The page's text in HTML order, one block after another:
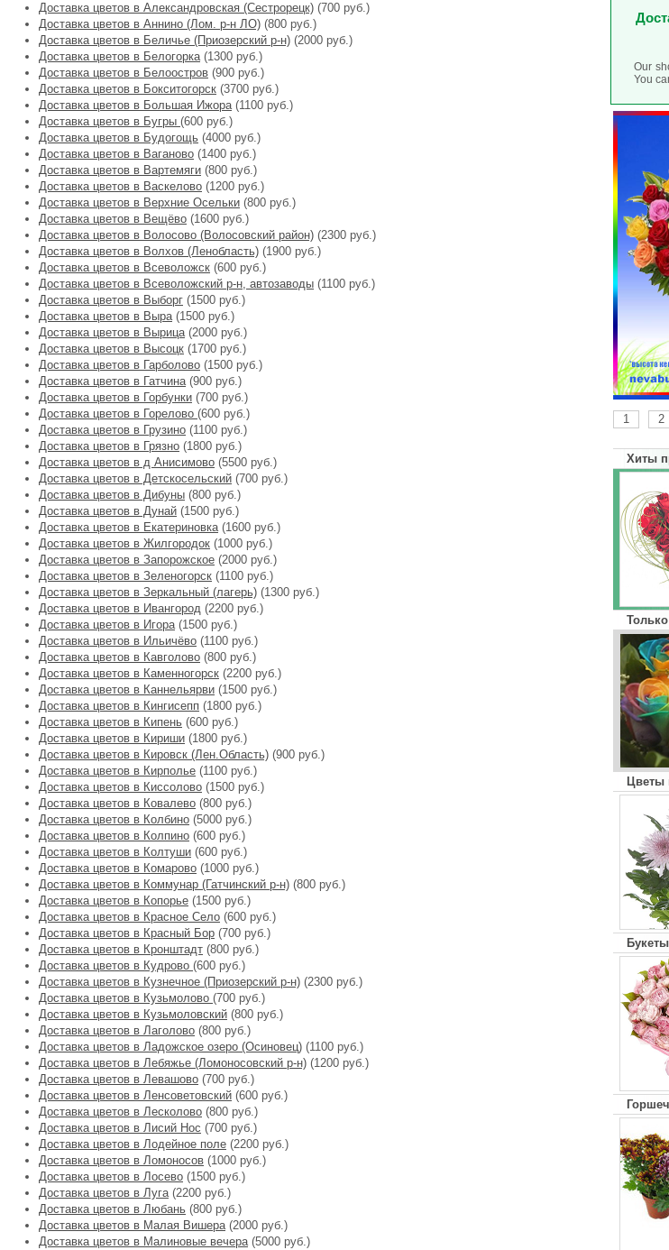
Доставка цветов в Александровская (Сестрорецк) (700 руб.)
Доставка цветов в Аннино (Лом. р-н ЛО) (800 руб.)
Доставка цветов в Беличье (Приозерский р-н) (2000 руб.)
Доставка цветов в Белогорка(1300 руб.)
Доставка цветов в Белоостров (900 руб.)
Доставка цветов в Бокситогорск (3700 руб.)
Доставка цветов в Большая Ижора(1100 руб.)
Доставка цветов в Бугры (600 руб.)
Доставка цветов в Будогощь (4000 руб.)
Доставка цветов в Ваганово (1400 руб.)
Доставка цветов в Вартемяги (800 руб.)
Доставка цветов в Васкелово (1200 руб.)
Доставка цветов в Верхние Осельки (800 руб.)
Доставка цветов в Вещёво (1600 руб.)
Доставка цветов в Волосово (Волосовский район) (2300 руб.)
Доставка цветов в Волхов (Ленобласть) (1900 руб.)
Доставка цветов в Всеволожск (600 руб.)
Доставка цветов в Всеволожский р-н, автозаводы (1100 руб.)
Доставка цветов в Выборг (1500 руб.)
Доставка цветов в Выра(1500 руб.)
Доставка цветов в Вырица(2000 руб.)
Доставка цветов в Высоцк (1700 руб.)
Доставка цветов в Гарболово (1500 руб.)
Доставка цветов в Гатчина(900 руб.)
Доставка цветов в Горбунки (700 руб.)
Доставка цветов в Горелово (600 руб.)
Доставка цветов в Грузино (1100 руб.)
Доставка цветов в Грязно (1800 руб.)
Доставка цветов в д Анисимово (5500 руб.)
Доставка цветов в Детскосельский (700 руб.)
Доставка цветов в Дибуны (800 руб.)
Доставка цветов в Дунай (1500 руб.)
Доставка цветов в Екатериновка(1600 руб.)
Доставка цветов в Жилгородок (1000 руб.)
Доставка цветов в Запорожское (2000 руб.)
Доставка цветов в Зеленогорск (1100 руб.)
Доставка цветов в Зеркальный (лагерь) (1300 руб.)
Доставка цветов в Ивангород (2200 руб.)
Доставка цветов в Игора(1500 руб.)
Доставка цветов в Ильичёво (1100 руб.)
Доставка цветов в Кавголово (800 руб.)
Доставка цветов в Каменногорск (2200 руб.)
Доставка цветов в Каннельярви (1500 руб.)
Доставка цветов в Кингисепп (1800 руб.)
Доставка цветов в Кипень (600 руб.)
Доставка цветов в Кириши (1800 руб.)
Доставка цветов в Кировск (Лен.Область) (900 руб.)
Доставка цветов в Кирполье (1100 руб.)
Доставка цветов в Киссолово (1500 руб.)
Доставка цветов в Ковалево (800 руб.)
Доставка цветов в Колбино (5000 руб.)
Доставка цветов в Колпино (600 руб.)
Доставка цветов в Колтуши (600 руб.)
Доставка цветов в Комарово (1000 руб.)
Доставка цветов в Коммунар (Гатчинский р-н) (800 руб.)
Доставка цветов в Копорье (1500 руб.)
Доставка цветов в Красное Село (600 руб.)
Доставка цветов в Красный Бор (700 руб.)
Доставка цветов в Кронштадт (800 руб.)
Доставка цветов в Кудрово (600 руб.)
Доставка цветов в Кузнечное (Приозерский р-н) (2300 руб.)
Доставка цветов в Кузьмолово (700 руб.)
Доставка цветов в Кузьмоловский (800 руб.)
Доставка цветов в Лаголово (800 руб.)
Доставка цветов в Ладожское озеро (Осиновец) (1100 руб.)
Доставка цветов в Лебяжье (Ломоносовский р-н) (1200 руб.)
Доставка цветов в Левашово (700 руб.)
Доставка цветов в Ленсоветовский (600 руб.)
Доставка цветов в Лесколово (800 руб.)
Доставка цветов в Лисий Нос (700 руб.)
Доставка цветов в Лодейное поле (2200 руб.)
Доставка цветов в Ломоносов (1000 руб.)
Доставка цветов в Лосево (1500 руб.)
Доставка цветов в Луга(2200 руб.)
Доставка цветов в Любань (800 руб.)
Доставка цветов в Малая Вишера(2000 руб.)
Доставка цветов в Малиновые вечера(5000 руб.)
Our
You
1 2
Хиты
Цветы
Букеты